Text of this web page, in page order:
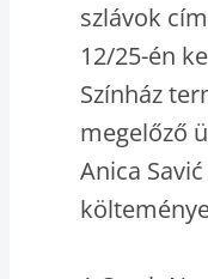
szlávok
12/25-én
Színház
megelőző
Anica